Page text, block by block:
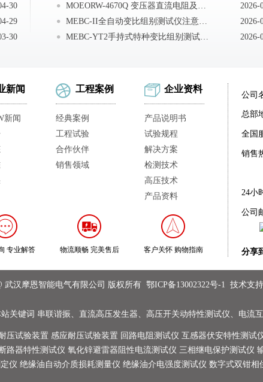
30
29
30
MOEORW-4670Q 变压器直流电阻及变比综合测试仪注意事项
2026-
MEBC-II全自动变比组别测试仪注意事项
2026-
MEBC-YT2手持式特种变比组别测试仪电池维护及充电
2026-
新闻
新闻
工程案例
经典案例
工程试验
合作伙伴
销售领域
企业资料
产品说明书
试验规程
解决方案
检测技术
高压技术
产品资料
专业解答 物流顺畅 完美售后 客户关怀 购物指南
公司
总部
全国
销售
24小
公司
分享
武汉摩恩智能电气有限公司 版权所有 鄂ICP备13002322号-1 技术支持
关键词 串联谐振、 直流高压发生器、 高压开关动特性测试仪、 电流
压试验装置 感应耐压试验装置 回路电阻测试仪 互感器伏安特性测试
路器特性测试仪 氧化锌避雷器阻性电流测试仪 三相继电保护测试仪
仪 绝缘油自动介质损耗测量仪 绝缘油介电强度测试仪 数字式双钳相